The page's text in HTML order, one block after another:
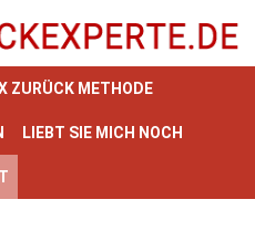
ZURÜCK METHODE
LIEBT SIE MICH NOCH